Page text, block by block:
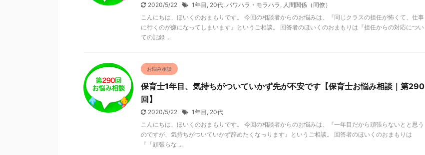
2020/5/22 1年目 , 20代, パワハラ・モラハラ , 人間関係（同僚）
こんにちは、ほいくのおまもりです。 今回の相談者からのお悩みは、『同じクラスの担任が怖くて、仕事
に行くのが嫌になってしまいます』というご相談。 回答者のほいくのおまもりは『担任からの対応につい
ての記録 ...
お悩み相談
保育士1年目、気持ちがついていかず先が不安です【保育士お悩み相談｜第290
回】
2020/5/22 1年目 , 20代
こんにちは、ほいくのおまもりです。 今回の相談者からのお悩みは、『一年目だから頑張らないとと思う
のですが、気持ちがついていかず辞めたくなっります』というご相談。 回答者のほいくのおまもりは
『「頑張らな ...